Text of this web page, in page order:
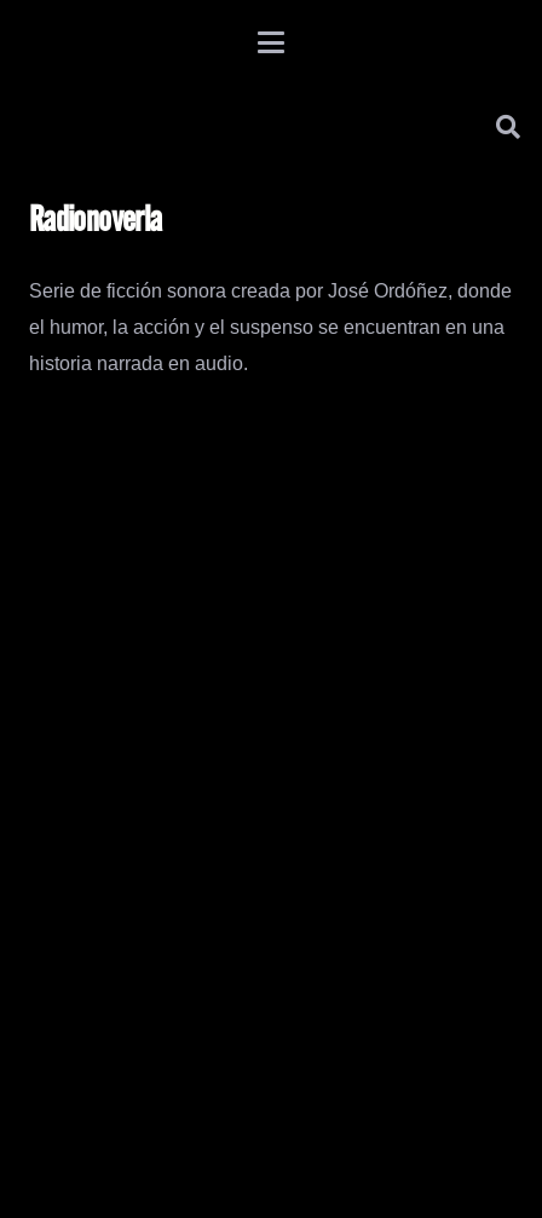
Radionoverla
Serie de ficción sonora creada por José Ordóñez, donde
el humor, la acción y el suspenso se encuentran en una
historia narrada en audio.